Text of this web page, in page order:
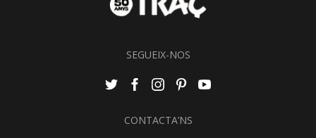
SEGUEIX-NOS
CONTACTA’NS